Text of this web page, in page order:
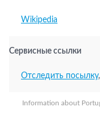
Information about
Wikipedia
Сервисные ссылки
Отследить посылку,